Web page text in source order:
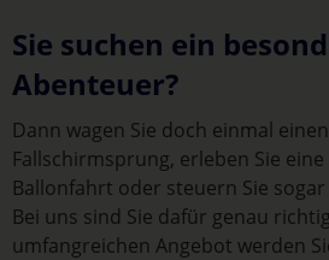
Sie suchen ein
Abenteuer?
Dann wagen Sie doch einmal
Fallschirmsprung, erleben Sie
Ballonfahrt oder steuern Sie sogar
Bei uns sind Sie dafür genau
umfangreichen Angebot werden